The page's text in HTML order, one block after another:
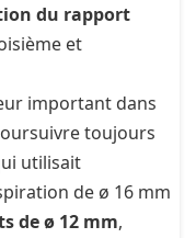
du rapport
et
important dans
toujours
utilisait
de ø 16 mm
de ø 12 mm,